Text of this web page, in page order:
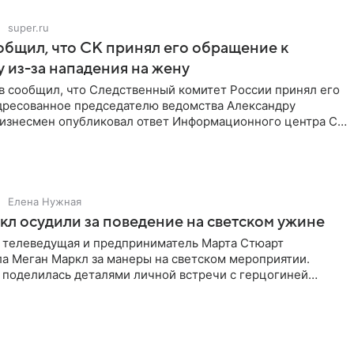
super.ru
что СК принял его обращение к
из-за нападения на жену
сообщил, что Следственный комитет России принял его
председателю ведомства Александру
опубликовал ответ Информационного центра СК
Елена Нужная
осудили за поведение на светском ужине
и предприниматель Марта Стюарт
Меган Маркл за манеры на светском мероприятии.
деталями личной встречи с герцогиней